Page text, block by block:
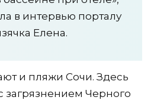
в интервью порталу
Елена.
и пляжи Сочи. Здесь
загрязнением Черного